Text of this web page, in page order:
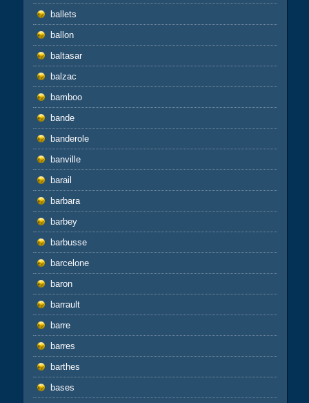
ballets
ballon
baltasar
balzac
bamboo
bande
banderole
banville
barail
barbara
barbey
barbusse
barcelone
baron
barrault
barre
barres
barthes
bases